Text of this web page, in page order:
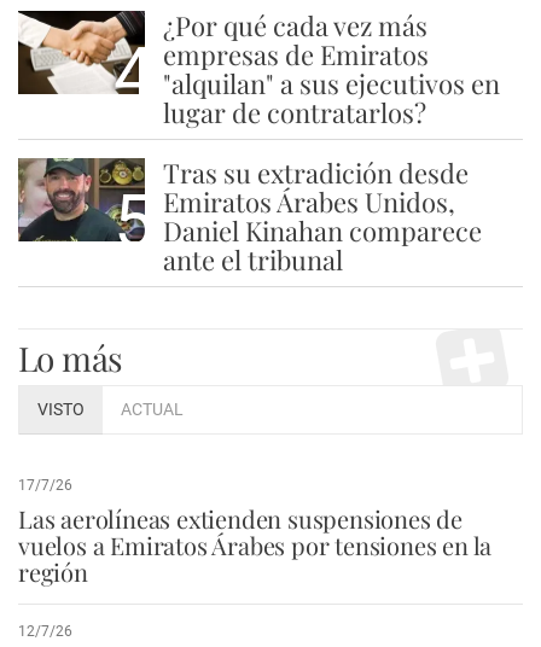
4
¿Por qué cada vez más
empresas de Emiratos
"alquilan" a sus ejecutivos en
lugar de contratarlos?
5
Tras su extradición desde
Emiratos Árabes Unidos,
Daniel Kinahan comparece
ante el tribunal
Lo más
VISTO ACTUAL
17/7/26
Las aerolíneas extienden suspensiones de
vuelos a Emiratos Árabes por tensiones en la
región
12/7/26